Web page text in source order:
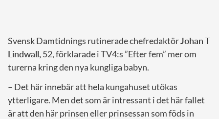
Svensk Damtidnings rutinerade chefredaktörJohan T
Lindwall, 52, förklarade i TV4:s ”Efter fem” mer om
turerna kring den nya kungliga babyn.
– Det här innebär att hela kungahuset utökas
ytterligare. Men det som är intressant i det här fallet
är att den här prinsen eller prinsessan som föds in